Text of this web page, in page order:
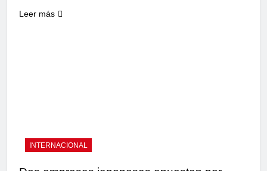
Leer más
INTERNACIONAL